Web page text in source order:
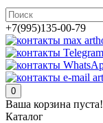
+7(995)135-00-79
0
Ваша корзина пуста!
Каталог